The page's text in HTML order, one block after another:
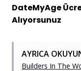
DateMyAge
Alıyorsunuz
AYRICA
Builders In The